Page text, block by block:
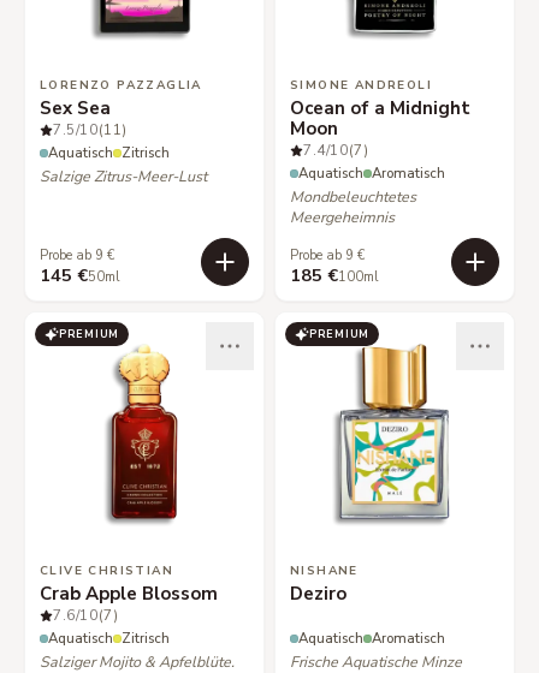
LORENZO PAZZAGLIA
Sex Sea
7.5/10(11)
Aquatisch Zitrisch
Salzige Zitrus-Meer-Lust
Probe ab 9 €
145 €50ml
SIMONE ANDREOLI
Ocean of a Midnight
Moon
7.4/10(7)
Aquatisch Aromatisch
Mondbeleuchtetes
Meergeheimnis
Probe ab 9 €
185 €100ml
PREMIUM
CLIVE CHRISTIAN
Crab Apple Blossom
7.6/10(7)
Aquatisch Zitrisch
Salziger Mojito & Apfelblüte.
PREMIUM
NISHANE
Deziro
Aquatisch Aromatisch
Frische Aquatische Minze